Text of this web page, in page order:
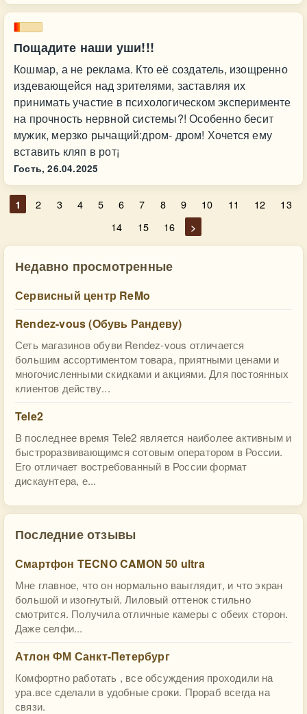
Пощадите наши уши!!!
Кошмар, а не реклама. Кто её создатель, изощренно
издевающейся над зрителями, заставляя их
принимать участие в психологическом эксперименте
на прочность нервной системы?! Особенно бесит
мужик, мерзко рычащий:дром- дром! Хочется ему
вставить кляп в рот¡
Гость, 26.04.2025
1 2 3 4 5 6 7 8 9 10 11 12
13
14
15 16 >
Недавно просмотренные
Сервисный центр ReMo
Rendez-vous (Обувь Рандеву)
Сеть магазинов обуви Rendez-vous отличается
большим ассортиментом товара, приятными ценами и
многочисленными скидками и акциями. Для постоянных
клиентов действу...
Tele2
В последнее время Tele2 является наиболее активным и
быстроразвивающимся сотовым оператором в России.
Его отличает востребованный в России формат
дискаунтера, е...
Последние отзывы
Смартфон TECNO CAMON 50 ultra
Мне главное, что он нормально ваыглядит, и что экран
большой и изогнутый. Лиловый оттенок стильно
смотрится. Получила отличные камеры с обеих сторон.
Даже селфи...
Атлон ФМ Санкт-Петербург
Комфортно работать , все обсуждения проходили на
ура.все сделали в удобные сроки. Прораб всегда на
связи.